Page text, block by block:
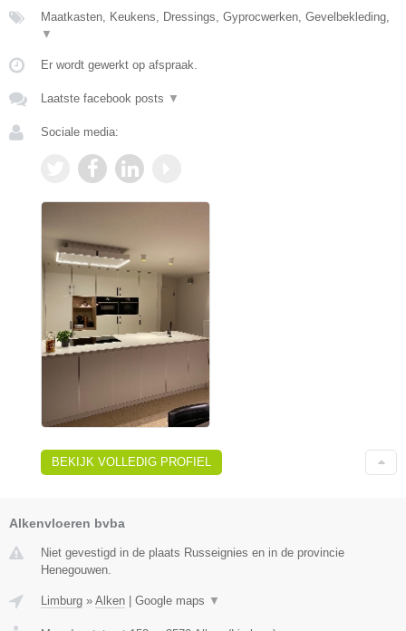
Maatkasten, Keukens, Dressings, Gyprocwerken, Gevelbekleding,
▼
Er wordt gewerkt op afspraak.
Laatste facebook posts ▼
Sociale media:
BEKIJK VOLLEDIG PROFIEL
Alkenvloeren bvba
Niet gevestigd in de plaats Russeignies en in de provincie
Henegouwen.
Limburg » Alken Google maps ▼